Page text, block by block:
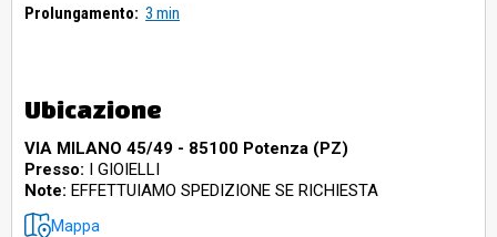
Prolungamento: 3 min
Ubicazione
VIA MILANO 45/49 - 85100 Potenza (PZ)
Presso: I GIOIELLI
Note: EFFETTUIAMO SPEDIZIONE SE RICHIESTA
Mappa